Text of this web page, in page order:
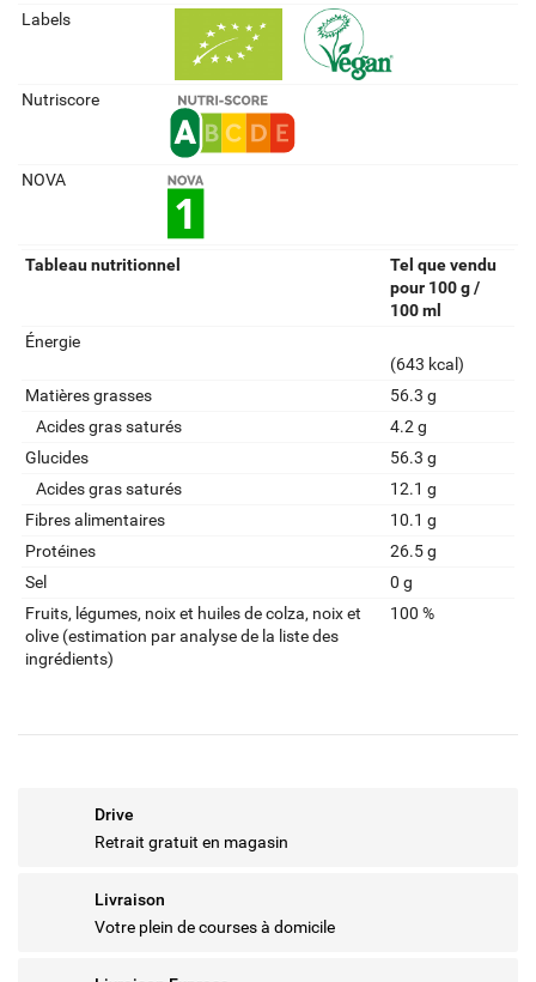
Labels
Nutriscore
NOVA
Tableau nutritionnel
Tel que vendu
pour 100 g /
100 ml
Énergie
(643 kcal)
Matières grasses
56.3 g
Acides gras saturés
4.2 g
Glucides
56.3 g
Acides gras saturés
12.1 g
Fibres alimentaires
10.1 g
Protéines
26.5 g
Sel
0 g
Fruits‚ légumes‚ noix et huiles de colza‚ noix et
olive (estimation par analyse de la liste des
ingrédients)
100 %
Drive
Retrait gratuit en magasin
Livraison
Votre plein de courses à domicile